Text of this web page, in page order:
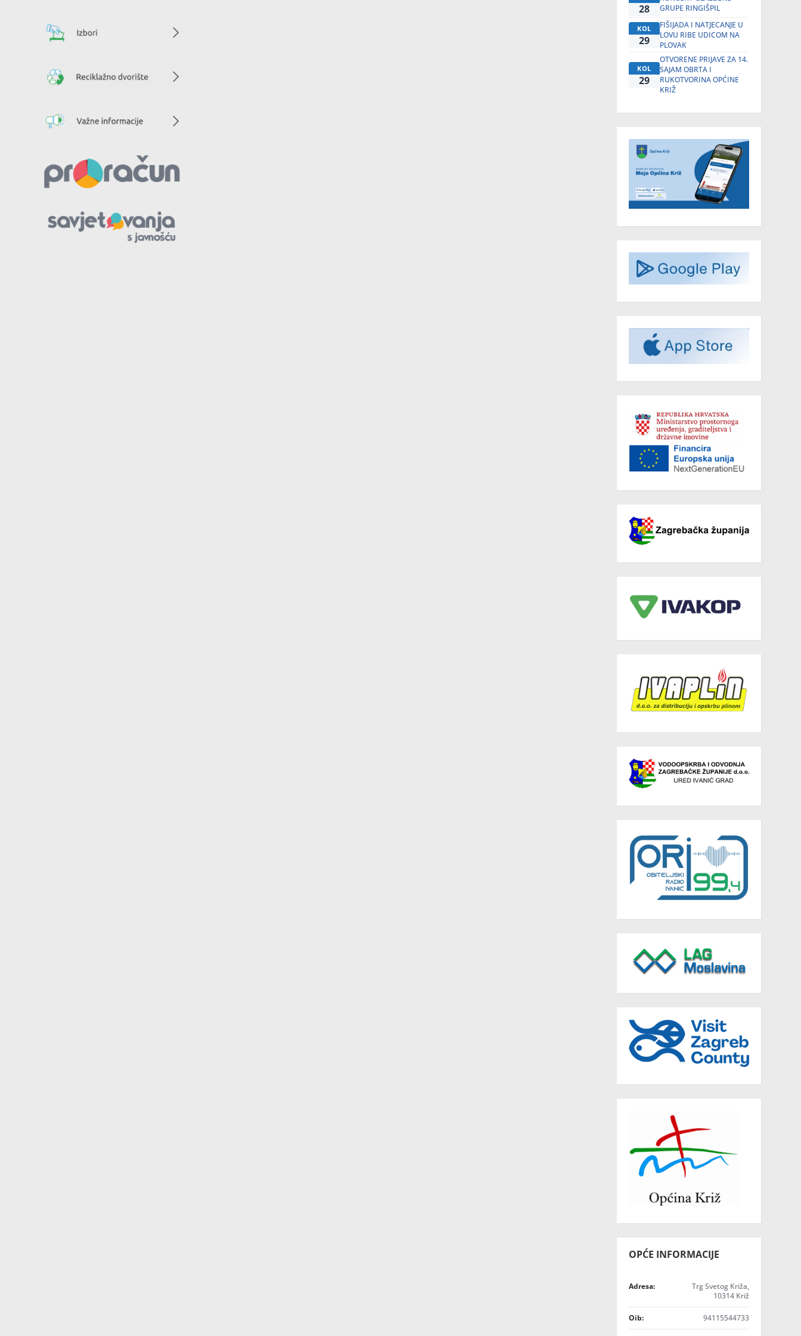
28
GRUPE RINGIŠPIL
KOL
29
FIŠIJADA I NATJECANJE U
LOVU RIBE UDICOM NA
PLOVAK
KOL
29
OTVORENE PRIJAVE ZA 14.
SAJAM OBRTA I
RUKOTVORINA OPĆINE
KRIŽ
OPĆE INFORMACIJE
Adresa:
Trg Svetog Križa,
10314 Križ
Oib: 94115544733